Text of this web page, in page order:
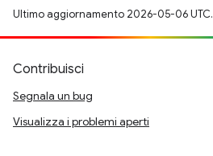
Ultimo aggiornamento 2026-05-06 UTC.
Contribuisci
Segnala un bug
Visualizza i problemi aperti